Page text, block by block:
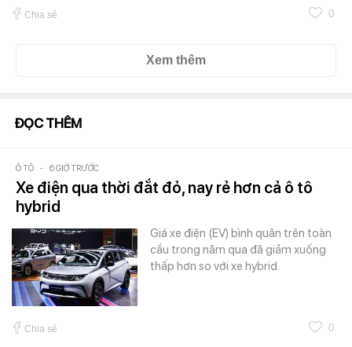
Chia sẻ 0
Xem thêm
ĐỌC THÊM
Ô TÔ - 6 GIỜ TRƯỚC
Xe điện qua thời đắt đỏ, nay rẻ hơn cả ô tô
hybrid
Giá xe điện (EV) bình quân trên toàn
cầu trong năm qua đã giảm xuống
thấp hơn so với xe hybrid.
Chia sẻ 0